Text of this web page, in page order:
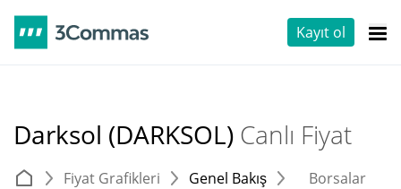
Kayıt ol
Darksol (DARKSOL) Canlı Fiyat
Fiyat Grafikleri Genel Bakış Borsalar